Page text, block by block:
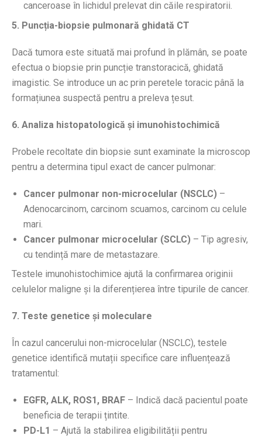
canceroase în lichidul prelevat din căile respiratorii.
5. Puncția-biopsie pulmonară ghidată CT
Dacă tumora este situată mai profund în plămân, se poate
efectua o biopsie prin puncție transtoracică, ghidată
imagistic. Se introduce un ac prin peretele toracic până la
formațiunea suspectă pentru a preleva țesut.
6. Analiza histopatologică și imunohistochimică
Probele recoltate din biopsie sunt examinate la microscop
pentru a determina tipul exact de cancer pulmonar:
Cancer pulmonar non-microcelular (NSCLC) –
Adenocarcinom, carcinom scuamos, carcinom cu celule
mari.
Cancer pulmonar microcelular (SCLC) – Tip agresiv,
cu tendință mare de metastazare.
Testele imunohistochimice ajută la confirmarea originii
celulelor maligne și la diferențierea între tipurile de cancer.
7. Teste genetice și moleculare
În cazul cancerului non-microcelular (NSCLC), testele
genetice identifică mutații specifice care influențează
tratamentul:
EGFR, ALK, ROS1, BRAF – Indică dacă pacientul poate
beneficia de terapii țintite.
PD-L1 – Ajută la stabilirea eligibilității pentru